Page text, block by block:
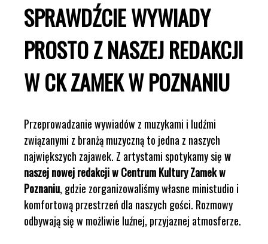
SPRAWDŹCIE WYWIADY
PROSTO Z NASZEJ REDAKCJI
W CK ZAMEK W POZNANIU
Przeprowadzanie wywiadów z muzykami i ludźmi
związanymi z branżą muzyczną to jedna z naszych
największych zajawek. Z artystami spotykamy sięw
naszej nowej redakcji w Centrum Kultury Zamek w
Poznaniu, gdzie zorganizowaliśmy własne ministudio i
komfortową przestrzeń dla naszych gości. Rozmowy
odbywają się w możliwie luźnej, przyjaznej atmosferze.